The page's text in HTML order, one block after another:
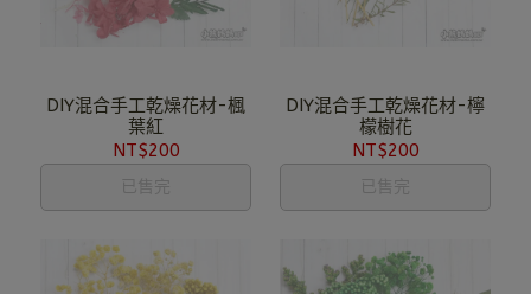
DIY混合手工乾燥花材-楓
葉紅
NT$200
已售完
DIY混合手工乾燥花材-檸
檬樹花
NT$200
已售完